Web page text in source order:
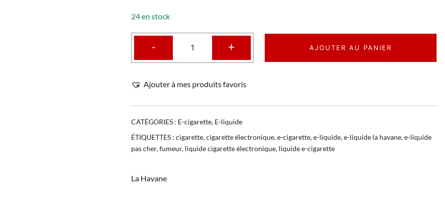
24 en stock
- + AJOUTER AU PANIER
Ajouter à mes produits favoris
CATÉGORIES : E-cigarette, E-liquide
ÉTIQUETTES : cigarette,cigarette électronique,e-cigarette,e-liquide,e-liquide la havane,e-liquide
pas cher,fumeur, liquide cigarette électronique, liquide e-cigarette
La Havane